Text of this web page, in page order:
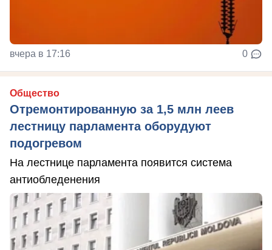
вчера в 17:16 0
Общество
Отремонтированную за 1,5 млн леев
лестницу парламента оборудуют
подогревом
На лестнице парламента появится система
антиобледенения